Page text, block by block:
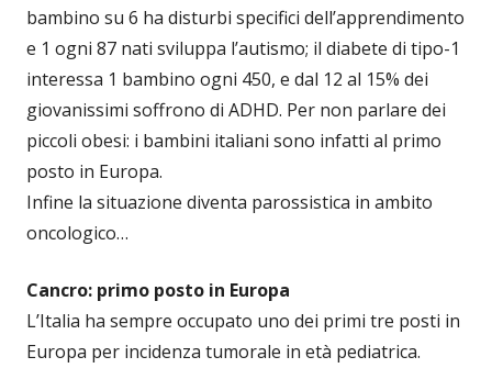
bambino su 6 ha disturbi specifici dell’apprendimento
e 1 ogni 87 nati sviluppa l’autismo; il diabete di tipo-1
interessa 1 bambino ogni 450, e dal 12 al 15% dei
giovanissimi soffrono di ADHD. Per non parlare dei
piccoli obesi: i bambini italiani sono infatti al primo
posto in Europa.
Infine la situazione diventa parossistica in ambito
oncologico…
Cancro: primo posto in Europa
L’Italia ha sempre occupato uno dei primi tre posti in
Europa per incidenza tumorale in età pediatrica.